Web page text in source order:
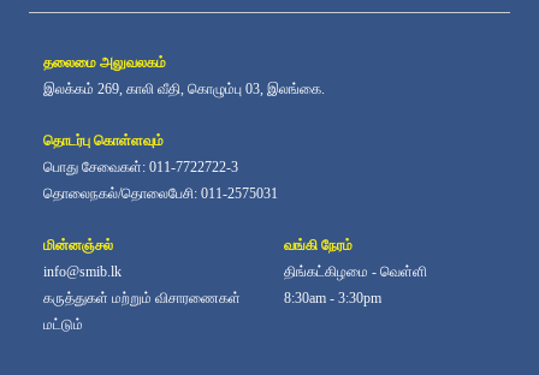
தலைமை அலுவலகம்
இலக்கம் 269, காலி வீதி, கொழும்பு 03, இலங்கை.
தொடர்பு கொள்ளவும்
பொது சேவைகள்: 011-7722722-3
தொலைநகல்/தொலைபேசி: 011-2575031
மின்னஞ்சல்
info@smib.lk
கருத்துகள் மற்றும் விசாரணைகள்
மட்டும்
வங்கி நேரம்
திங்கட்கிழமை - வெள்ளி
8:30am - 3:30pm